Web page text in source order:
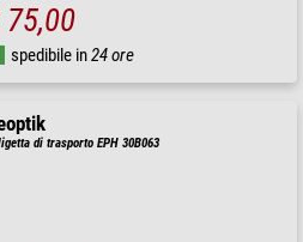
75,00
spedibile in24 ore
di trasporto EPH 30B063